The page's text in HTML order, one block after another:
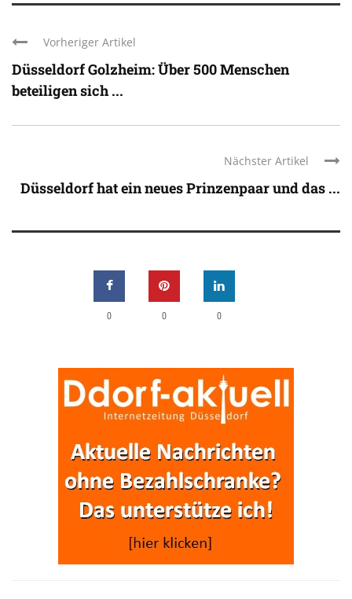
Vorheriger Artikel
Düsseldorf Golzheim: Über 500 Menschen
beteiligen sich ...
Nächster Artikel
Düsseldorf hat ein neues Prinzenpaar und das ...
0 0 0